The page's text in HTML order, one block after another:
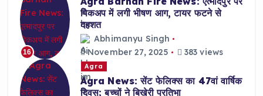
16
पिकअप में लगी भीषण आग, टायर फटने से
दहशत
Abhimanyu Singh
November 27, 2025
383 views
Agra
Agra News: सेंट फेलिक्स का 47वां वार्षिक
दिवस; बच्चों ने बिखेरी प्रतिभा